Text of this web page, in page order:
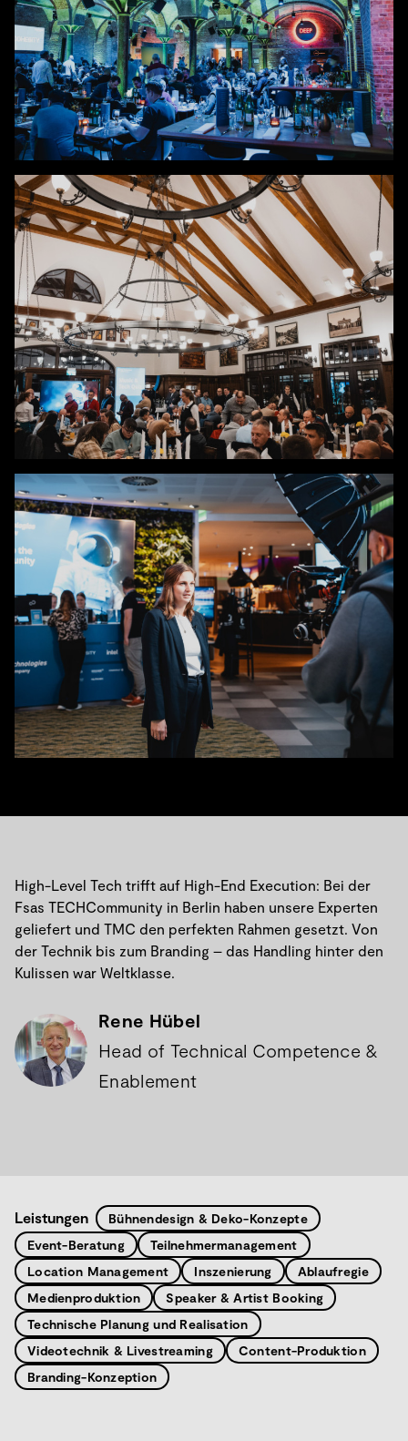
High-Level Tech trifft auf High-End Execution: Bei der
Fsas TECHCommunity in Berlin haben unsere Experten
geliefert und TMC den perfekten Rahmen gesetzt. Von
der Technik bis zum Branding – das Handling hinter den
Kulissen war Weltklasse.
Rene Hübel
Head of Technical Competence &
Enablement
Leistungen
Bühnendesign & Deko-Konzepte
Event-Beratung
Teilnehmermanagement
Location Management
Inszenierung
Ablaufregie
Medienproduktion
Speaker & Artist Booking
Technische Planung und Realisation
Videotechnik & Livestreaming
Content-Produktion
Branding-Konzeption